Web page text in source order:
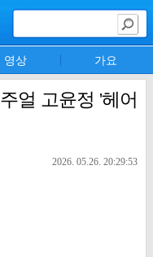
영상 가요
얼 고윤정 '헤어
2026. 05.26. 20:29:53